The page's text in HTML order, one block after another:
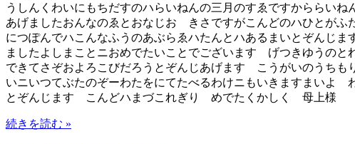
うしんくわいにもちだすのハらいねんの三月のすゑですかららい
あげましたおんなのゑとおなじおゝきさですがこんどのハひとが
につぽんでハこんなふうのあぶらゑハたんとハあるまいとぞんじ
ましたよしまことニおめでたいことでございます げつきゆうのと
できてさぞおよろこびだろうとぞんじあげます こうがいのうちも
いニいつてぶたのぞーわたをにてたべるわけニもいきますまいよ
とぞんじます こんどハまづこれぎり めでたくかしく 母上様
続きを読む »